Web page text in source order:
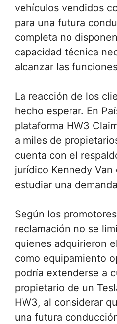
vehículos vendidos
para una futura
completa no
capacidad técnica
alcanzar las
La reacción de los
hecho esperar. En
plataforma HW3
a miles de
cuenta con el
jurídico Kennedy Van
estudiar una
Según los
reclamación no se
quienes adquirieron
como equipamiento
podría extenderse a
propietario de un
HW3, al considerar
una futura